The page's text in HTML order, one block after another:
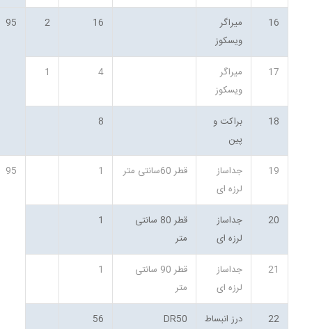
16
میراگر
ویسکوز
16
2
95
17
میراگر
ویسکوز
4
1
18
براکت و
پین
8
19
جداساز
لرزه ای
قطر 60سانتی متر 1
95
20
جداساز
لرزه ای
قطر 80 سانتی
متر
1
21
جداساز
لرزه ای
قطر 90 سانتی
متر
1
22
درز انبساط
DR50
56